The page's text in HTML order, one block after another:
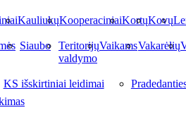
KauliukųKooperaciniaiKortųKovų
Siaubo
Teritorijų
valdymo
VaikamsVakarėlių
KS išskirtiniai leidimai